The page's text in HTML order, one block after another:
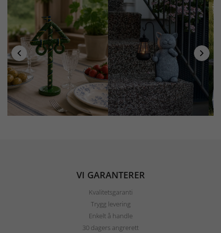
VI GARANTERER
Kvalitetsgaranti
Trygg levering
Enkelt å handle
30 dagers angrerett